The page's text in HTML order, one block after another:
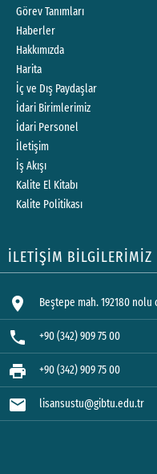
Görev Tanımları
Haberler
Hakkımızda
Harita
İç ve Dış Paydaşlar
İdari Birimlerimiz
İdari Personel
İletişim
İş Akışı
Kalite El Kitabı
Kalite Politikası
İLETİŞİM BİLGİLERİMİZ
location_on Beştepe mah. 192180
phone +90 (342) 909 75 00
print +90 (342) 909 75 00
mail lisansustu@gibtu.edu.tr